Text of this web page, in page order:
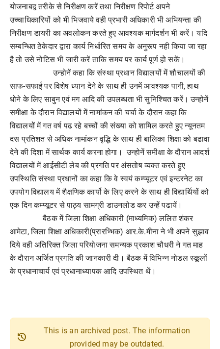
योजनाबद्व तरीके से निरीक्षण करें तथा निरीक्षण रिपोर्ट अपने
उच्चाधिकारियों को भी भिजवाये वही प्रभारी अधिकारी भी अभियन्ता की
निरीक्षण डायरी का अवलोकन करते हुए आवश्यक मार्गदर्शन भी करें। यदि
सम्बन्धित ठेकेदार द्वारा कार्य निर्धारित समय के अनुरूप नही किया जा रहा
है तो उसे नोटिस भी जारी करें ताकि समय पर कार्य पूर्ण हो सकें।
उन्होनें कहा कि संस्था प्रधान विद्यालयों में शौचालयों की
साफ-सफाई पर विशेष ध्यान देने के साथ ही उनमें आवश्यक पानी, हाथ
धोने के लिए साबुन एवं मग आदि की उपलब्धता भी सुनिश्चित करें। उन्होनें
समीक्षा के दौरान विद्यालयों में नामांकन की चर्चा के दौरान कहा कि
विद्यालयोें में गत वर्ष पढ रहे बच्चों की संख्या को शामिल करते हुए न्यूनतम
दस प्रतिशत से अधिक नामांकन वृद्धि के साथ ही बालिका शिक्षा को बढावा
देने की दिशा में सार्थक कार्य करना होगा। उन्होनें समीक्षा के दौरान आदर्श
विद्यालयों में आईसीटी लेब की प्रगति पर अंसतोष व्यक्त करते हुए
उपस्थिति संस्था प्रधानों का कहा कि वे स्वयं कम्प्यूटर एवं इन्टरनेट का
उपयोग विद्यालय में शैक्षणिक कार्यो के लिए करने के साथ ही विद्यार्थियों को
एक दिन कम्प्यूटर से पाठ्य सामग्री डाउनलोड कर उन्हें पढायें।
बैठक में जिला शिक्षा अधिकारी (माध्यमिक) ललित शंकर
आमेटा, जिला शिक्षा अधिकारी(प्रारभ्भिक) आर.के.मीना ने भी अपने सुझाव
दिये वही अतिरिक्त जिला परियोजना समन्यक प्रकाश चौधरी ने गत माह
के दौरान अर्जित प्रगति की जानकारी दी। बैठक में विभिन्न नोडल स्कूलों
के प्रधानाचार्य एवं प्रधानाध्यापक आदि उपस्थित थें।
history
This is an archived post. The information
provided may be outdated.